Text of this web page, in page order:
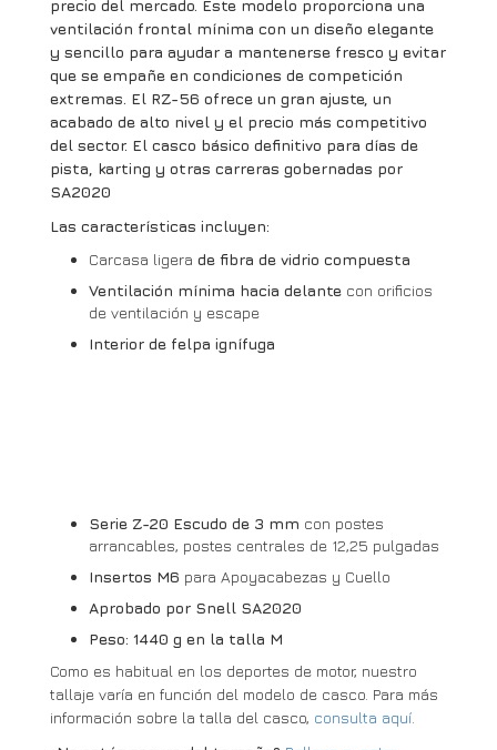
precio del mercado. Este modelo proporciona una
ventilación frontal mínima con un diseño elegante
y sencillo para ayudar a mantenerse fresco y evitar
que se empañe en condiciones de competición
extremas. El RZ-56 ofrece un gran ajuste, un
acabado de alto nivel y el precio más competitivo
del sector. El casco básico definitivo para días de
pista, karting y otras carreras gobernadas por
SA2020
Las características incluyen:
Carcasa ligera de fibra de vidrio compuesta
Ventilación mínima hacia delante con orificios
de ventilación y escape
Interior de felpa ignífuga
Serie Z-20 Escudo de 3 mm con postes
arrancables, postes centrales de 12,25 pulgadas
Insertos M6 para Apoyacabezas y Cuello
Aprobado por Snell SA2020
Peso: 1440 g en la talla M
Como es habitual en los deportes de motor, nuestro
tallaje varía en función del modelo de casco. Para más
información sobre la talla del casco, consulta aquí